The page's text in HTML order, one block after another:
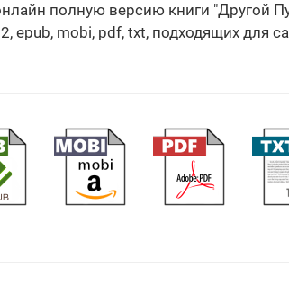
полную версию книги "Другой
mobi, pdf, txt, подходящих для